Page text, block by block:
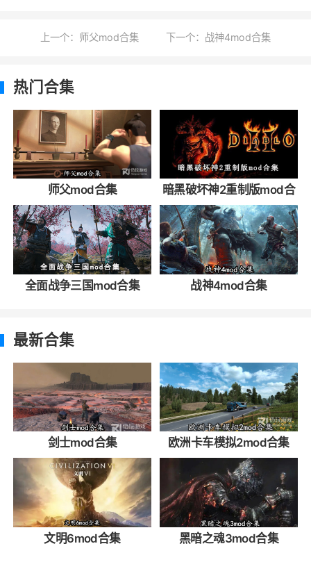
上一个：师父mod合集 下一个：战神4mod合集
热门合集
师父mod合集
暗黑破坏神2重制版mod合
集
全面战争三国mod合集 战神4mod合集
最新合集
剑士mod合集 欧洲卡车模拟2mod合集
文明6mod合集 黑暗之魂3mod合集